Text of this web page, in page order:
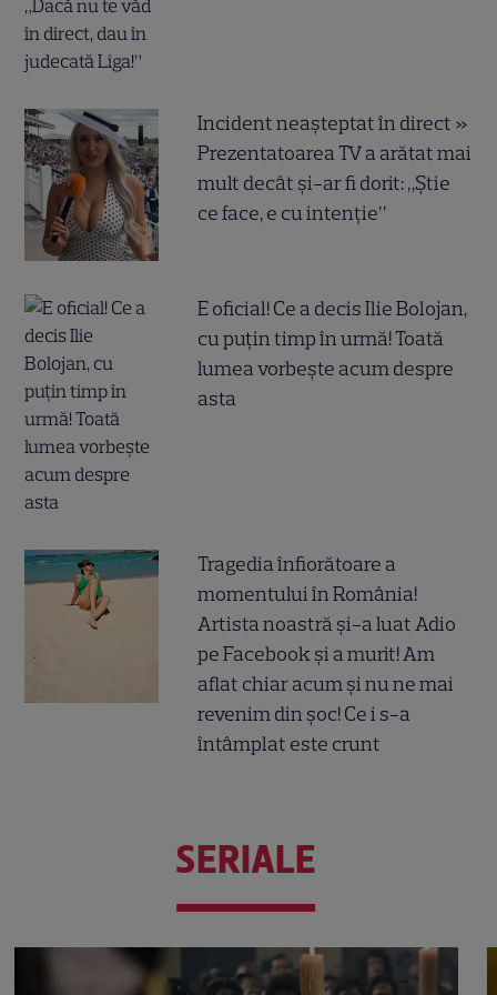
Incident neașteptat în direct »
Prezentatoarea TV a arătat mai
mult decât și-ar fi dorit: „Știe
ce face, e cu intenție”
E oficial! Ce a decis Ilie Bolojan,
cu puțin timp în urmă! Toată
lumea vorbește acum despre
asta
Tragedia înfiorătoare a
momentului în România!
Artista noastră și-a luat Adio
pe Facebook și a murit! Am
aflat chiar acum și nu ne mai
revenim din șoc! Ce i s-a
întâmplat este crunt
SERIALE